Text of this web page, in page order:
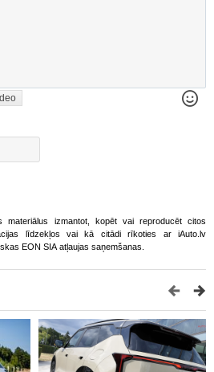
materiālus izmantot, kopēt vai reproducēt citos
līdzekļos vai kā citādi rīkoties ar iAuto.lv
EON SIA atļaujas saņemšanas.